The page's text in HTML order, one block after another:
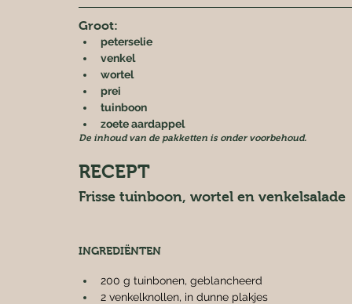
Groot:
peterselie
venkel
wortel
prei
tuinboon
zoete aardappel
De inhoud van de pakketten is onder voorbehoud.
RECEPT
Frisse tuinboon, wortel en venkelsalade
INGREDIËNTEN
200 g tuinbonen, geblancheerd
2 venkelknollen, in dunne plakjes